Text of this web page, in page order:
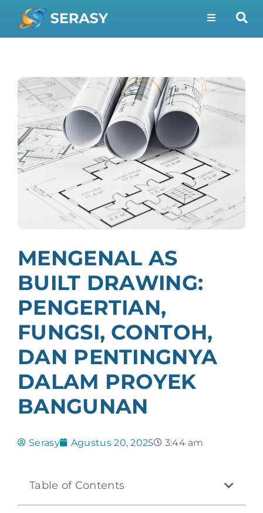
MENGENAL AS
BUILT DRAWING:
PENGERTIAN,
FUNGSI, CONTOH,
DAN PENTINGNYA
DALAM PROYEK
BANGUNAN
Serasy Agustus 20, 2025 3:44 am
Table of Contents